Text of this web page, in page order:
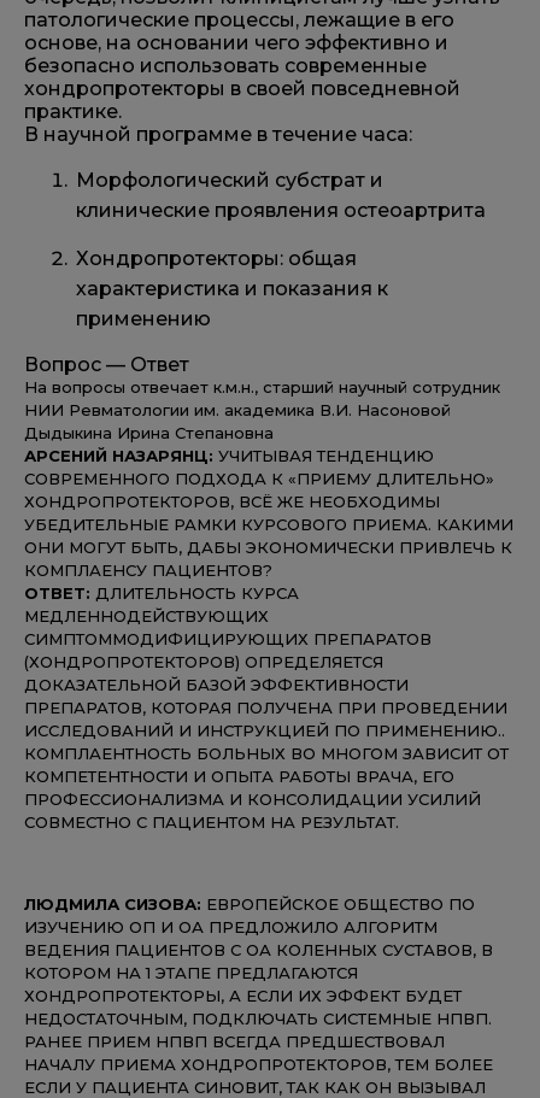
патологические процессы, лежащие в его
основе, на основании чего эффективно и
безопасно использовать современные
хондропротекторы в своей повседневной
практике.
В научной программе в течение часа:
Морфологический субстрат и
клинические проявления остеоартрита
Хондропротекторы: общая
характеристика и показания к
применению
Вопрос — Ответ
На вопросы отвечает к.м.н., старший научный сотрудник
НИИ Ревматологии им. академика В.И. Насоновой
Дыдыкина Ирина Степановна
АРСЕНИЙ НАЗАРЯНЦ: УЧИТЫВАЯ ТЕНДЕНЦИЮ
СОВРЕМЕННОГО ПОДХОДА К «ПРИЕМУ ДЛИТЕЛЬНО»
ХОНДРОПРОТЕКТОРОВ, ВСЁ ЖЕ НЕОБХОДИМЫ
УБЕДИТЕЛЬНЫЕ РАМКИ КУРСОВОГО ПРИЕМА. КАКИМИ
ОНИ МОГУТ БЫТЬ, ДАБЫ ЭКОНОМИЧЕСКИ ПРИВЛЕЧЬ К
КОМПЛАЕНСУ ПАЦИЕНТОВ?
ОТВЕТ: ДЛИТЕЛЬНОСТЬ КУРСА
МЕДЛЕННОДЕЙСТВУЮЩИХ
СИМПТОММОДИФИЦИРУЮЩИХ ПРЕПАРАТОВ
(ХОНДРОПРОТЕКТОРОВ) ОПРЕДЕЛЯЕТСЯ
ДОКАЗАТЕЛЬНОЙ БАЗОЙ ЭФФЕКТИВНОСТИ
ПРЕПАРАТОВ, КОТОРАЯ ПОЛУЧЕНА ПРИ ПРОВЕДЕНИИ
ИССЛЕДОВАНИЙ И ИНСТРУКЦИЕЙ ПО ПРИМЕНЕНИЮ..
КОМПЛАЕНТНОСТЬ БОЛЬНЫХ ВО МНОГОМ ЗАВИСИТ ОТ
КОМПЕТЕНТНОСТИ И ОПЫТА РАБОТЫ ВРАЧА, ЕГО
ПРОФЕССИОНАЛИЗМА И КОНСОЛИДАЦИИ УСИЛИЙ
СОВМЕСТНО С ПАЦИЕНТОМ НА РЕЗУЛЬТАТ.
ЛЮДМИЛА СИЗОВА: ЕВРОПЕЙСКОЕ ОБЩЕСТВО ПО
ИЗУЧЕНИЮ ОП И ОА ПРЕДЛОЖИЛО АЛГОРИТМ
ВЕДЕНИЯ ПАЦИЕНТОВ С ОА КОЛЕННЫХ СУСТАВОВ, В
КОТОРОМ НА 1 ЭТАПЕ ПРЕДЛАГАЮТСЯ
ХОНДРОПРОТЕКТОРЫ, А ЕСЛИ ИХ ЭФФЕКТ БУДЕТ
НЕДОСТАТОЧНЫМ, ПОДКЛЮЧАТЬ СИСТЕМНЫЕ НПВП.
РАНЕЕ ПРИЕМ НПВП ВСЕГДА ПРЕДШЕСТВОВАЛ
НАЧАЛУ ПРИЕМА ХОНДРОПРОТЕКТОРОВ, ТЕМ БОЛЕЕ
ЕСЛИ У ПАЦИЕНТА СИНОВИТ, ТАК КАК ОН ВЫЗЫВАЛ